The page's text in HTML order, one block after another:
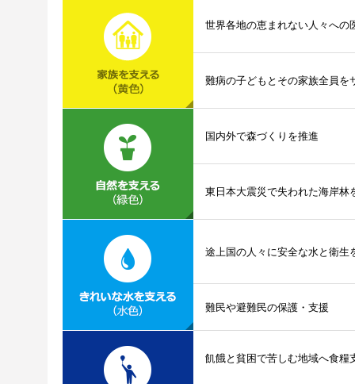
世界各地の恵まれない人々への
難病の子どもとその家族全員を
国内外で森づくりを推進
東日本大震災で失われた海岸林
途上国の人々に安全な水と衛生
難民や避難民の保護・支援
飢餓と貧困で苦しむ地域へ食糧